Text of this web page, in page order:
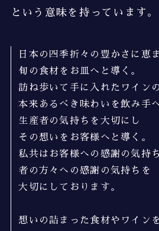
という意味を持っています。
日本の四季折々の豊かさに恵
旬の食材をお皿へと導く。
訪ね歩いて手に入れたワイン
本来あるべき味わいを飲み手
生産者の気持ちを大切にし
その想いをお客様へと導く。
私共はお客様への感謝の気持
者の方々への感謝の気持ちを
大切にしております。
想いの詰まった食材やワインを